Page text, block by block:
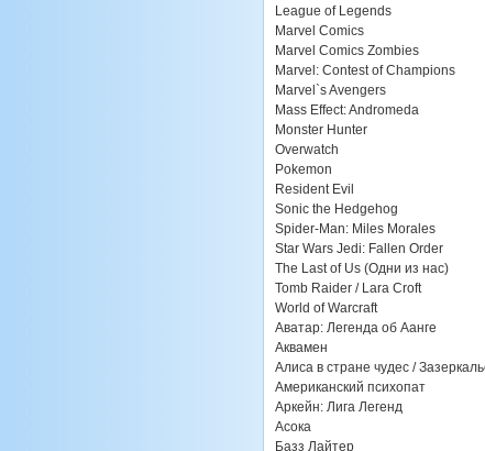
League of Legends
Marvel Comics
Marvel Comics Zombies
Marvel: Contest of Champions
Marvel`s Avengers
Mass Effect: Andromeda
Monster Hunter
Overwatch
Pokemon
Resident Evil
Sonic the Hedgehog
Spider-Man: Miles Morales
Star Wars Jedi: Fallen Order
The Last of Us (Одни из нас)
Tomb Raider / Lara Croft
World of Warcraft
Аватар: Легенда об Аанге
Аквамен
Алиса в стране чудес /
Американский психопат
Аркейн: Лига Легенд
Асока
Базз Лайтер